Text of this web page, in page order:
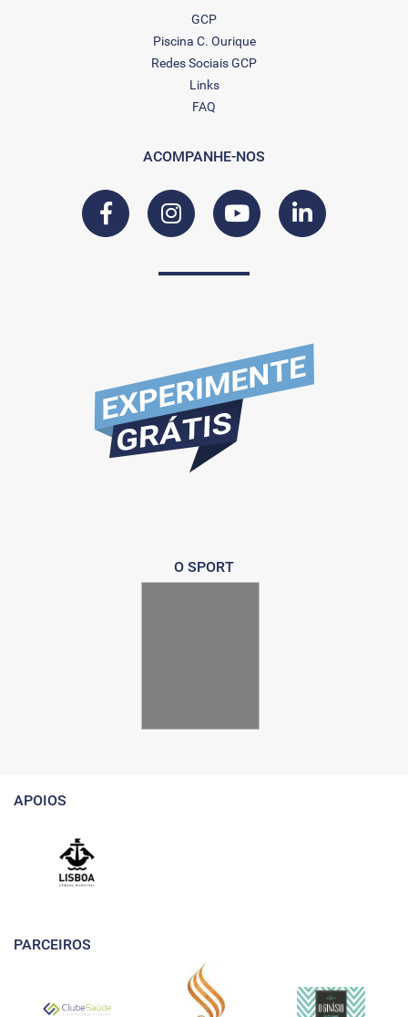
GCP
Piscina C. Ourique
Redes Sociais GCP
Links
FAQ
ACOMPANHE-NOS
O SPORT
APOIOS
PARCEIROS